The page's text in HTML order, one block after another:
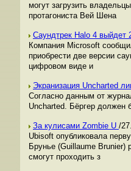
могут загрузить
протагониста Вей Шена
Саундтрек Halo 4 выйдет
Компания Microsoft
приобрести две версии
цифровом виде и
Экранизация Uncharted
Согласно данным от
Uncharted. Бёргер должен
За кулисами Zombie U /
Ubisoft опубликовала
Брунье (Guillaume Brunier)
смогут проходить з